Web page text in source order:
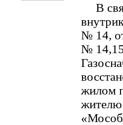
В
№ 14,
№
жилом
жителю